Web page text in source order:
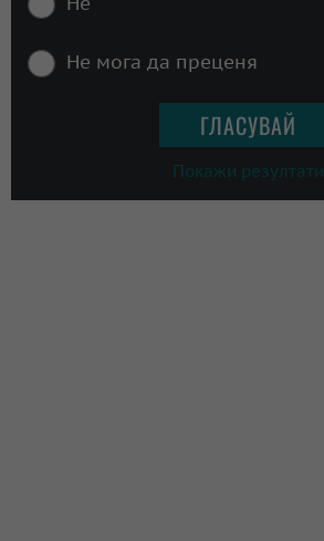
Не мога да преценя
Покажи резултати